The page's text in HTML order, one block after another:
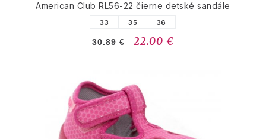
American Club RL56-22 čierne detské sandále
33 35 36
30.89 € 22.00 €